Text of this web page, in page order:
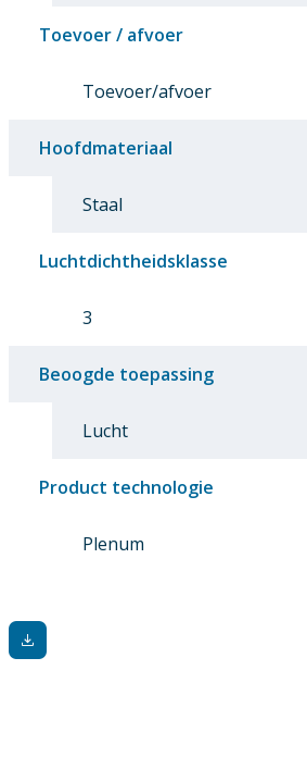
Toevoer / afvoer
Toevoer/afvoer
Hoofdmateriaal
Staal
Luchtdichtheidsklasse
3
Beoogde toepassing
Lucht
Product technologie
Plenum